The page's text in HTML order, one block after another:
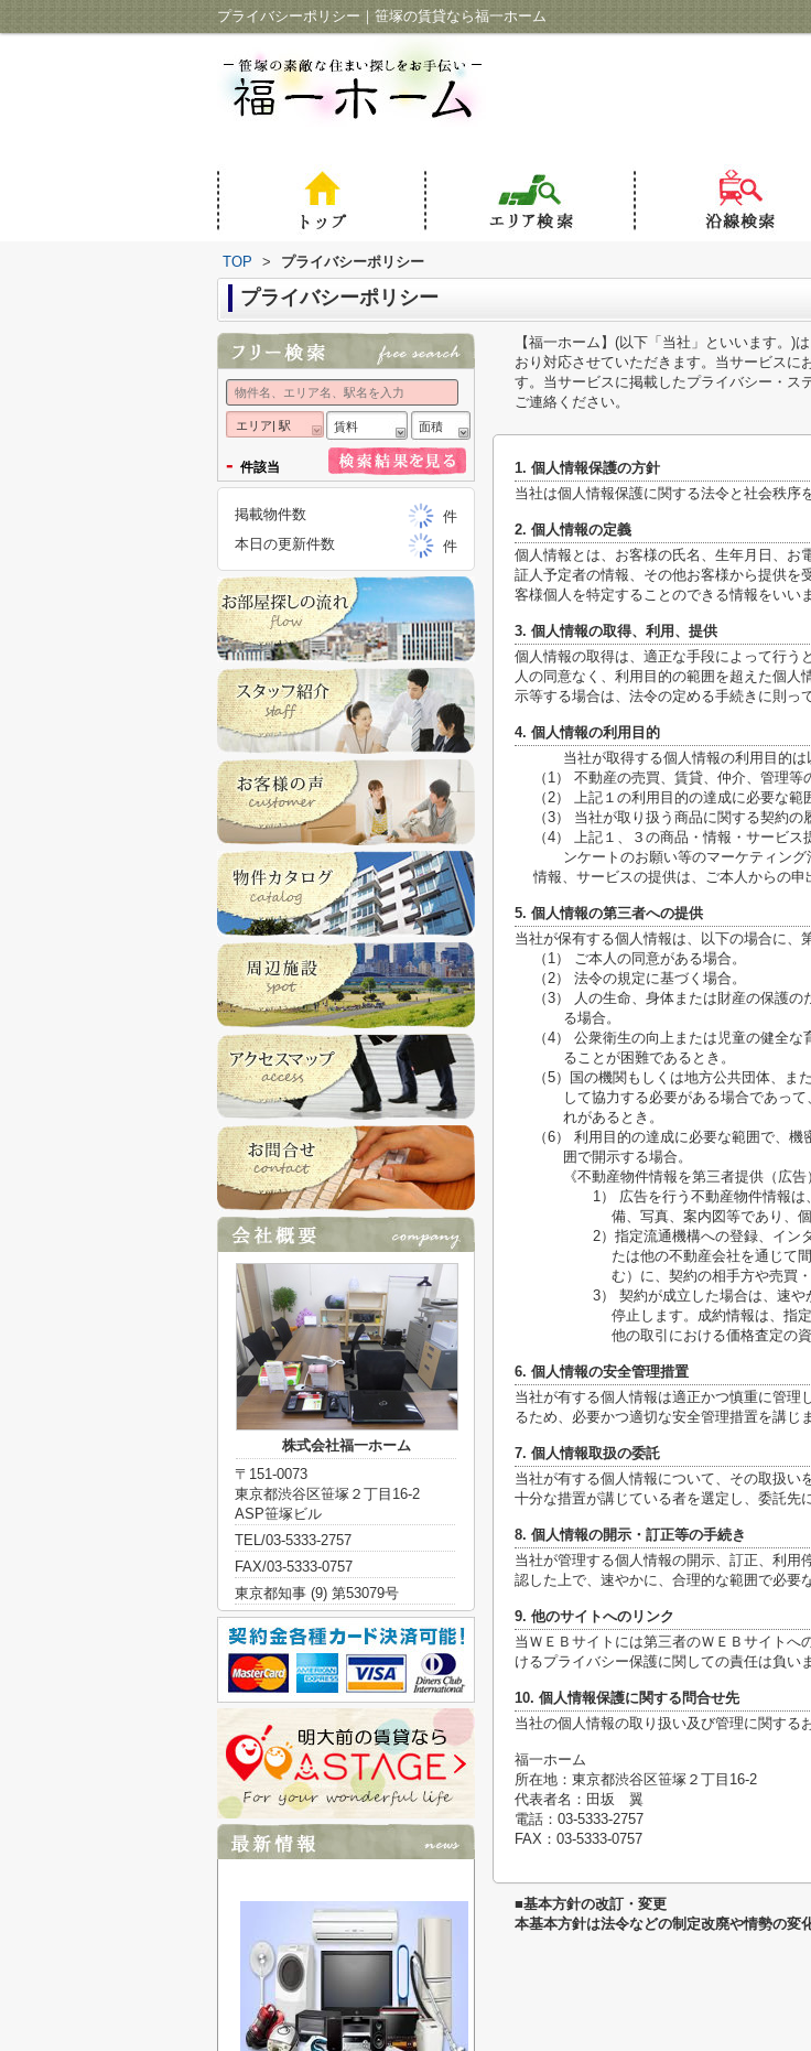
プライバシーポリシー｜笹塚の賃貸なら福一ホーム
TOP > プライバシーポリシー
プライバシーポリシー
【福一ホーム】(以下「当社」といいます。)
おり対応させていただきます。当サービスに
す。当サービスに掲載したプライバシー・ス
ご連絡ください。
1. 個人情報保護の方針
当社は個人情報保護に関する法令と社会秩序
2. 個人情報の定義
個人情報とは、お客様の氏名、生年月日、お
証人予定者の情報、その他お客様から提供を
客様個人を特定することのできる情報をいいま
3. 個人情報の取得、利用、提供
個人情報の取得は、適正な手段によって行う
人の同意なく、利用目的の範囲を超えた個人
示等する場合は、法令の定める手続きに則っ
4. 個人情報の利用目的
当社が取得する個人情報の利用目的は
（1） 不動産の売買、賃貸、仲介、管理
（2） 上記１の利用目的の達成に必要な
（3） 当社が取り扱う商品に関する契約の
（4） 上記１、３の商品・情報・サービ
ンケートのお願い等のマーケティン
情報、サービスの提供は、ご本人からの
5. 個人情報の第三者への提供
当社が保有する個人情報は、以下の場合に、
（1） ご本人の同意がある場合。
（2） 法令の規定に基づく場合。
（3） 人の生命、身体または財産の保護
る場合。
（4） 公衆衛生の向上または児童の健全
ることが困難であるとき。
（5）国の機関もしくは地方公共団体、
して協力する必要がある場合であっ
れがあるとき。
（6） 利用目的の達成に必要な範囲で、
囲で開示する場合。
《不動産物件情報を第三者提供（広告
1） 広告を行う不動産物件情報
備、写真、案内図等であり、
2）指定流通機構への登録、イン
たは他の不動産会社を通じて
む）に、契約の相手方や売買
3） 契約が成立した場合は、速
停止します。成約情報は、指
他の取引における価格査定の
6. 個人情報の安全管理措置
当社が有する個人情報は適正かつ慎重に管理
るため、必要かつ適切な安全管理措置を講じま
7. 個人情報取扱の委託
当社が有する個人情報について、その取扱い
十分な措置が講じている者を選定し、委託先
8. 個人情報の開示・訂正等の手続き
当社が管理する個人情報の開示、訂正、利
認した上で、速やかに、合理的な範囲で必要
9. 他のサイトへのリンク
当ＷＥＢサイトには第三者のＷＥＢサイトへ
けるプライバシー保護に関しての責任は負い
10. 個人情報保護に関する問合せ先
当社の個人情報の取り扱い及び管理に関する
福一ホーム
所在地：東京都渋谷区笹塚２丁目16-2
代表者名：田坂 翼
電話：03-5333-2757
FAX：03-5333-0757
■基本方針の改訂・変更
本基本方針は法令などの制定改廃や情勢の変
エリア| 駅 賃料 面積
- 件該当
掲載物件数
件
本日の更新件数
件
株式会社福一ホーム
〒151-0073
東京都渋谷区笹塚２丁目16-2
ASP笹塚ビル
TEL/03-5333-2757
FAX/03-5333-0757
東京都知事 (9) 第53079号